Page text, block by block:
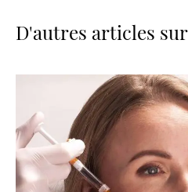
D'autres articles